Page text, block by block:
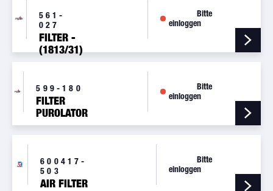
561-
027
FILTER -
(1813/31)
Bitte
einloggen
599-180
FILTER
PUROLATOR
7587376
Bitte
einloggen
600417-
503
AIR FILTER
Bitte
einloggen